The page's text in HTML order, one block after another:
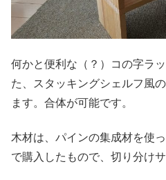
何かと便利な（？）コの字ラ
た、スタッキングシェルフ風
ます。合体が可能です。
木材は、パインの集成材を使
で購入したもので、切り分け